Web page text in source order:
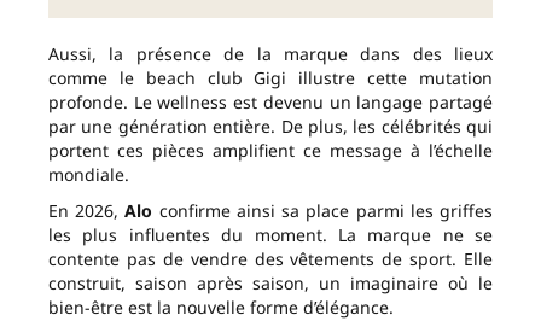
Aussi, la présence de la marque dans des lieux
comme le beach club Gigi illustre cette mutation
profonde. Le wellness est devenu un langage partagé
par une génération entière. De plus, les célébrités qui
portent ces pièces amplifient ce message à l’échelle
mondiale.
En 2026,Alo confirme ainsi sa place parmi les griffes
les plus influentes du moment. La marque ne se
contente pas de vendre des vêtements de sport. Elle
construit, saison après saison, un imaginaire où le
bien-être est la nouvelle forme d’élégance.